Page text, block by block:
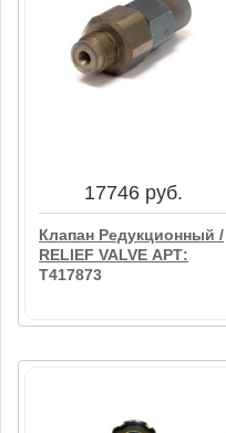
17746 руб.
Клапан Редукционный /
RELIEF VALVE АРТ:
T417873